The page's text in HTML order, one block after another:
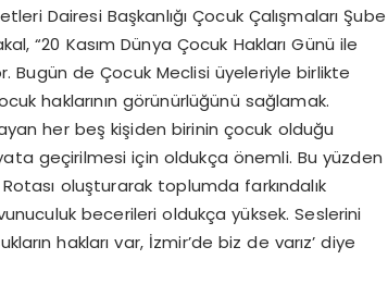
Dairesi Başkanlığı Çocuk Çalışmaları Şube
“20 Kasım Dünya Çocuk Hakları Günü ile
de Çocuk Meclisi üyeleriyle birlikte
haklarının görünürlüğünü sağlamak.
her beş kişiden birinin çocuk olduğu
geçirilmesi için oldukça önemli. Bu yüzden
oluşturarak toplumda farkındalık
becerileri oldukça yüksek. Seslerini
hakları var, İzmir’de biz de varız’ diye